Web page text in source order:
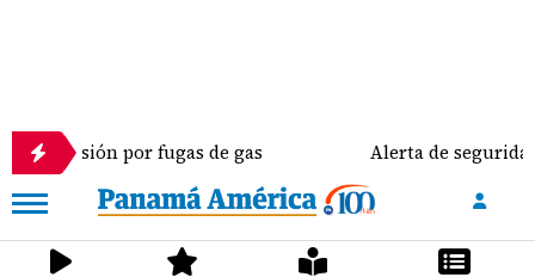
fugas de gas Alerta de seguridad de EE.UU.